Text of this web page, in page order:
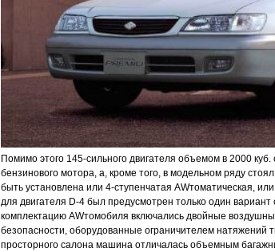
Помимо этого 145-сильного двигателя объемом в 2000
бензинового мотора, а, кроме того, в модельном ряду
быть установлена или 4-ступенчатая AWтоматическая,
для двигателя D-4 был предусмотрен только один
комплектацию AWтомобиля включались двойные
безопасности, оборудованные ограничителем натяжений
просторного салона машина отличалась объемным